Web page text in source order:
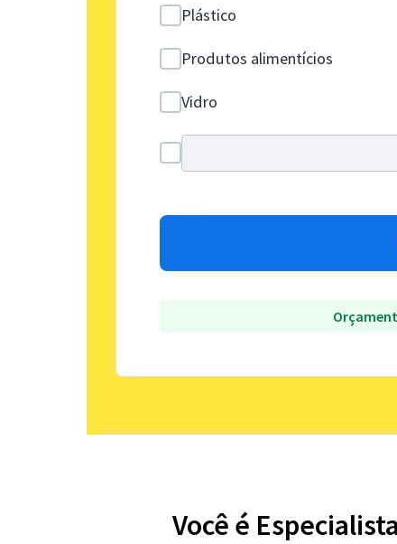
Plástico
Produtos alimentícios
Vidro
Você é